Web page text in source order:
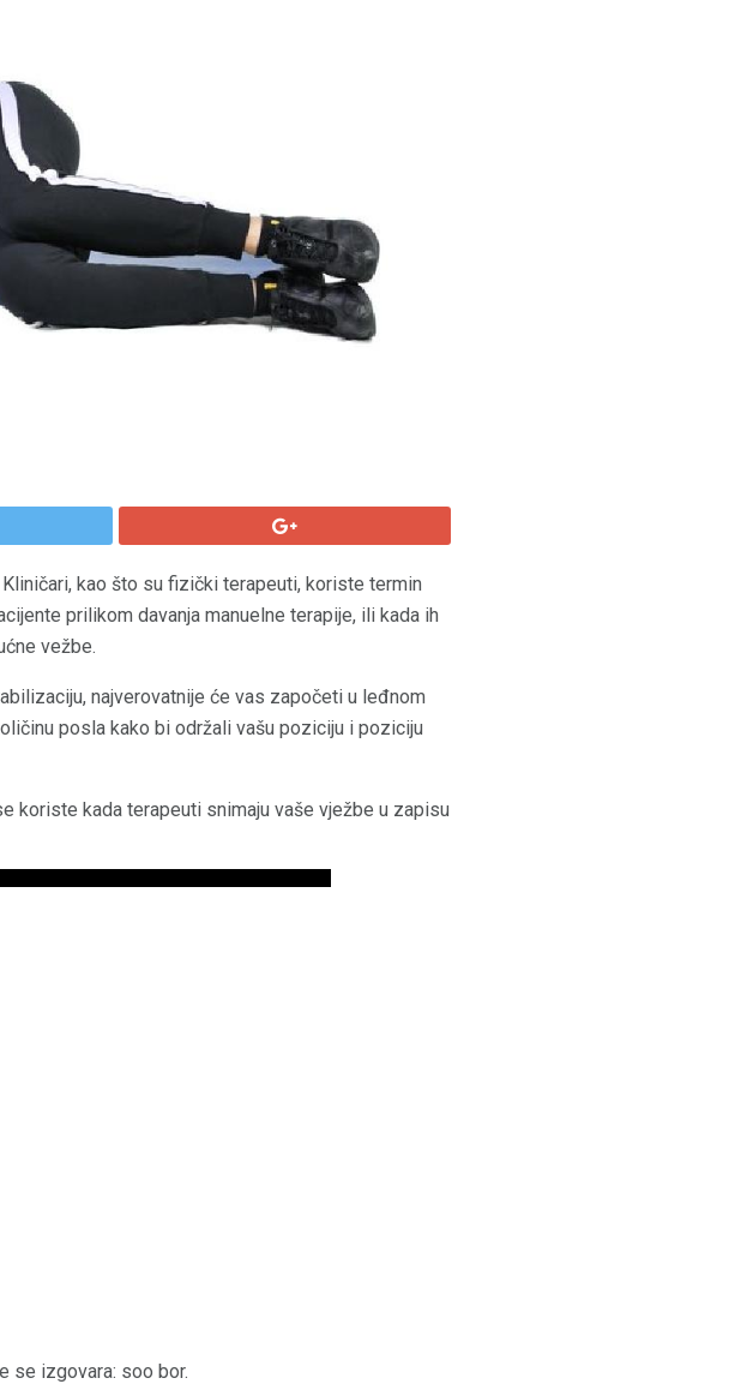
kao što su fizički terapeuti, koriste termin
prilikom davanja manuelne terapije, ili kada ih
vežbe.
najverovatnije će vas započeti u leđnom
posla kako bi održali vašu poziciju i poziciju
koriste kada terapeuti snimaju vaše vježbe u zapisu
se izgovara: soo bor.